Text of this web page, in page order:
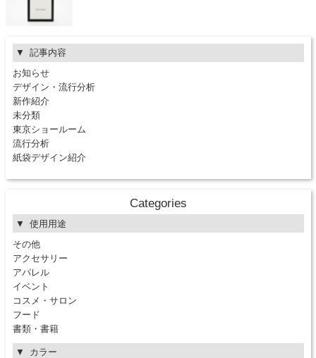
記事内容
お知らせ
デザイン・流行分析
新作紹介
未分類
東京ショールーム
流行分析
紙袋デザイン紹介
Categories
使用用途
その他
アクセサリー
アパレル
イベント
コスメ・サロン
フード
書類・書籍
カラー